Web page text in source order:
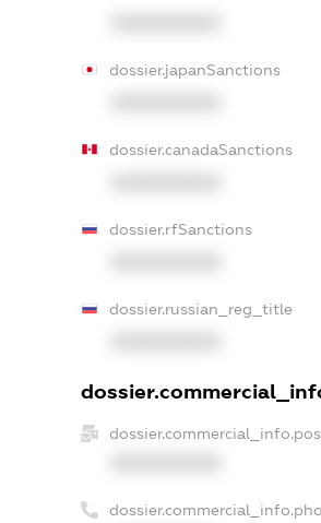
dossier.japanSanctions
dossier.canadaSanctions
dossier.rfSanctions
dossier.russian_reg_title